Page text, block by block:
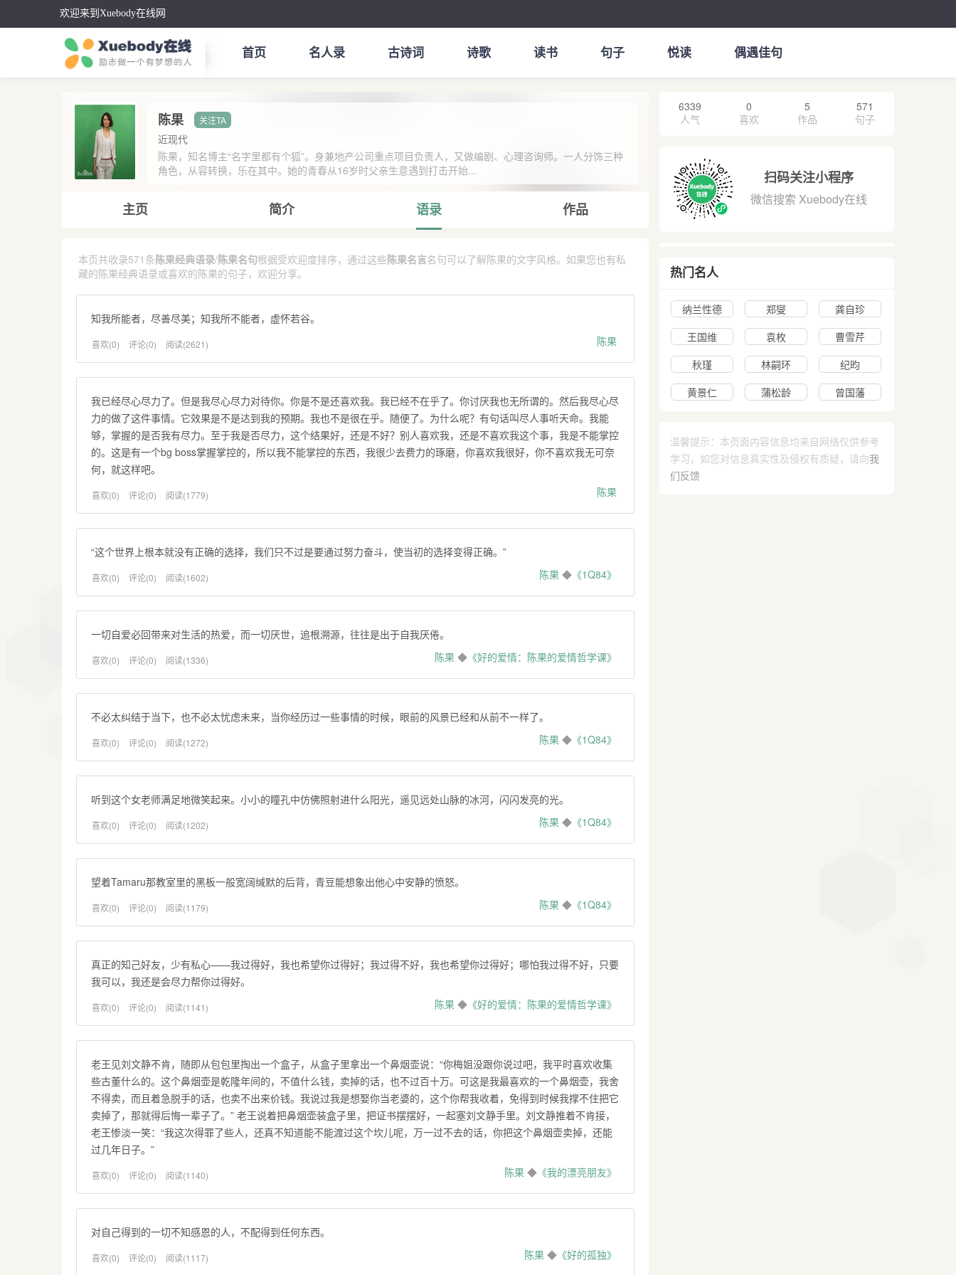
欢迎来到Xuebody在线网
首页 名人录 古诗词 诗歌 读书 句子 悦读 偶遇佳句
陈果
近现代
陈果，知名博主“名字里都有个狐”。身兼地产公司重点项目负责人，又做编剧、心理咨询师。一人分饰三种
角色，从容转换，乐在其中。她的青春从16岁时父亲生意遇到打击开始...
主页 简介 语录 作品
本页共收录571条陈果经典语录/陈果名句根据受欢迎度排序，通过这些陈果名言名句可以了解陈果的文字风格。如果您也有私
藏的陈果经典语录或喜欢的陈果的句子，欢迎分享。
知我所能者，尽善尽美；知我所不能者，虚怀若谷。
喜欢(0) 评论(0) 阅读(2621) 陈果
我已经尽心尽力了。但是我尽心尽力对待你。你是不是还喜欢我。我已经不在乎了。你讨厌我也无所谓的。然后我尽心尽
力的做了这件事情。它效果是不是达到我的预期。我也不是很在乎。随便了。为什么呢？有句话叫尽人事听天命。我能
够，掌握的是否我有尽力。至于我是否尽力，这个结果好，还是不好？别人喜欢我，还是不喜欢我这个事，我是不能掌控
的。这是有一个bg boss掌握掌控的，所以我不能掌控的东西，我很少去费力的琢磨，你喜欢我很好，你不喜欢我无可奈
何，就这样吧。
喜欢(0) 评论(0) 阅读(1779) 陈果
“这个世界上根本就没有正确的选择，我们只不过是要通过努力奋斗，使当初的选择变得正确。” ​​​​
喜欢(0) 评论(0) 阅读(1602) 陈果 ◆ 《1Q84》
一切自爱必回带来对生活的热爱，而一切厌世，追根溯源，往往是出于自我厌倦。
喜欢(0) 评论(0) 阅读(1336) 陈果 ◆ 《好的爱情：陈果的爱情哲学课》
不必太纠结于当下，也不必太忧虑未来，当你经历过一些事情的时候，眼前的风景已经和从前不一样了。
喜欢(0) 评论(0) 阅读(1272) 陈果 ◆ 《1Q84》
听到这个女老师满足地微笑起来。小小的瞳孔中仿佛照射进什么阳光，遥见远处山脉的冰河，闪闪发亮的光。
喜欢(0) 评论(0) 阅读(1202) 陈果 ◆ 《1Q84》
望着Tamaru那教室里的黑板一般宽阔缄默的后背，青豆能想象出他心中安静的愤怒。
喜欢(0) 评论(0) 阅读(1179) 陈果 ◆ 《1Q84》
真正的知己好友，少有私心——我过得好，我也希望你过得好；我过得不好，我也希望你过得好；哪怕我过得不好，只要
我可以，我还是会尽力帮你过得好。
喜欢(0) 评论(0) 阅读(1141) 陈果 ◆ 《好的爱情：陈果的爱情哲学课》
老王见刘文静不肯，随即从包包里掏出一个盒子，从盒子里拿出一个鼻烟壶说：“你梅姐没跟你说过吧，我平时喜欢收集
些古董什么的。这个鼻烟壶是乾隆年间的，不值什么钱，卖掉的话，也不过百十万。可这是我最喜欢的一个鼻烟壶，我舍
不得卖，而且着急脱手的话，也卖不出来价钱。我说过我是想娶你当老婆的，这个你帮我收着，免得到时候我撑不住把它
卖掉了，那就得后悔一辈子了。” 老王说着把鼻烟壶装盒子里，把证书摆摆好，一起塞刘文静手里。刘文静推着不肯接，
老王惨淡一笑：“我这次得罪了些人，还真不知道能不能渡过这个坎儿呢，万一过不去的话，你把这个鼻烟壶卖掉，还能
过几年日子。”
喜欢(0) 评论(0) 阅读(1140) 陈果 ◆ 《我的漂亮朋友》
对自己得到的一切不知感恩的人，不配得到任何东西。
喜欢(0) 评论(0) 阅读(1117) 陈果 ◆ 《好的孤独》
6339
人气
0
喜欢
5
作品
571
句子
扫码关注小程序
微信搜索 Xuebody在线
热门名人
纳兰性德 郑燮
龚自珍
王国维
袁枚
曹雪芹
秋瑾
林嗣环
纪昀
黄景仁
蒲松龄 曾国藩
温馨提示：本页面内容信息均来自网络仅供参考
学习，如您对信息真实性及侵权有质疑，请向我
们反馈